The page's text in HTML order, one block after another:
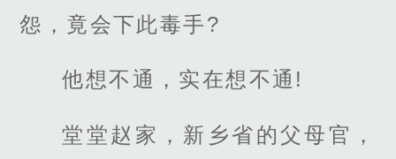
怨，竟会下此毒手?
他想不通，实在想不通!
堂堂赵家，新乡省的父母官，